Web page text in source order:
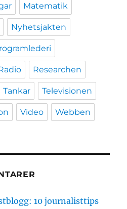
Matematik
Nyhetsjakten
Researchen
Tankar Televisionen
Video Webben
10 journalisttips